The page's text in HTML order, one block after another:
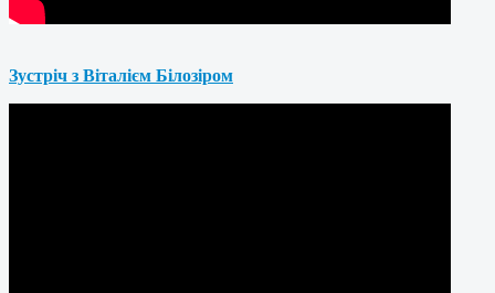
Зустріч з Віталієм Білозіром